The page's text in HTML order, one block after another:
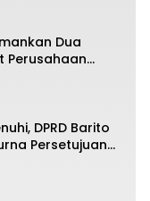
Dua
Perusahaan
Paket Diduga
DPRD Barito
Persetujuan
APBD